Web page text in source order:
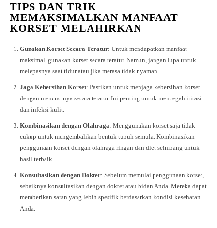
TIPS DAN TRIK
MEMAKSIMALKAN MANFAAT
KORSET MELAHIRKAN
Gunakan Korset Secara Teratur: Untuk mendapatkan manfaat
maksimal, gunakan korset secara teratur. Namun, jangan lupa untuk
melepasnya saat tidur atau jika merasa tidak nyaman.
Jaga Kebersihan Korset: Pastikan untuk menjaga kebersihan korset
dengan mencucinya secara teratur. Ini penting untuk mencegah iritasi
dan infeksi kulit.
Kombinasikan dengan Olahraga: Menggunakan korset saja tidak
cukup untuk mengembalikan bentuk tubuh semula. Kombinasikan
penggunaan korset dengan olahraga ringan dan diet seimbang untuk
hasil terbaik.
Konsultasikan dengan Dokter: Sebelum memulai penggunaan korset,
sebaiknya konsultasikan dengan dokter atau bidan Anda. Mereka dapat
memberikan saran yang lebih spesifik berdasarkan kondisi kesehatan
Anda.